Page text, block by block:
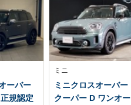
ーバー
規認定
ミニ
ミニクロスオーバー
クーパー D ワンオー